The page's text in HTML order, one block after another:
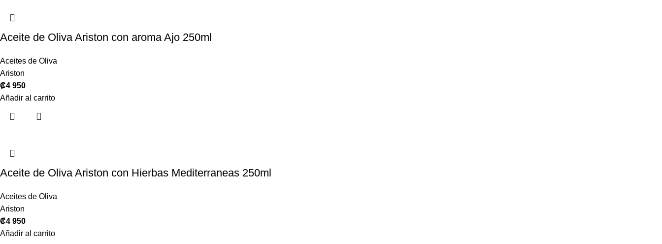
Aceite de Oliva Ariston con aroma Ajo 250ml
Aceites de Oliva
Ariston
₡4 950
Añadir al carrito
Aceite de Oliva Ariston con Hierbas Mediterraneas 250ml
Aceites de Oliva
Ariston
₡4 950
Añadir al carrito